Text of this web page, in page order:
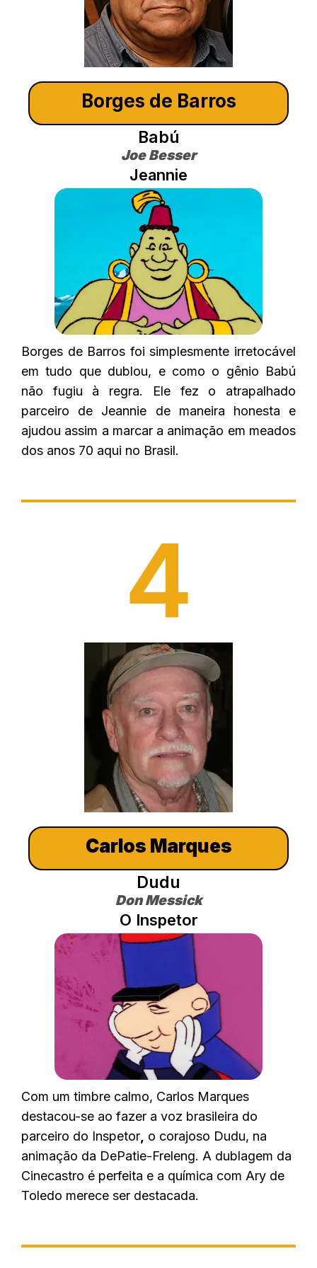
Borges de Barros
Babú
Joe Besser
Jeannie
Borges de Barros foi simplesmente irretocável
em tudo que dublou, e como o gênio Babú
não fugiu à regra. Ele fez o atrapalhado
parceiro de Jeannie de maneira honesta e
ajudou assim a marcar a animação em meados
dos anos 70 aqui no Brasil.
4
Carlos Marques
Dudu
Don Messick
O Inspetor
Com um timbre calmo, Carlos Marques
destacou-se ao fazer a voz brasileira do
parceiro do Inspetor, o corajoso Dudu, na
animação da DePatie-Freleng. A dublagem da
Cinecastro é perfeita e a química com Ary de
Toledo merece ser destacada.